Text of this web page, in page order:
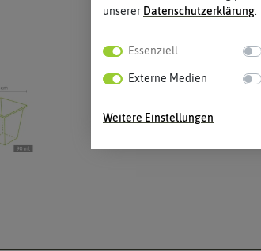
unserer Daten­schutz­erklärung
Essenziell
Externe Medien
Weitere Einstellungen